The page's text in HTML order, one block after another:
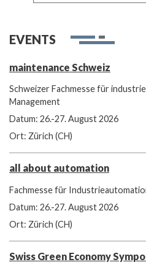
EVENTS
maintenance Schweiz
Schweizer Fachmesse für
Management
Datum: 26.-27. August 2026
Ort: Zürich (CH)
all about automation
Fachmesse für
Datum: 26.-27. August 2026
Ort: Zürich (CH)
Swiss Green Economy